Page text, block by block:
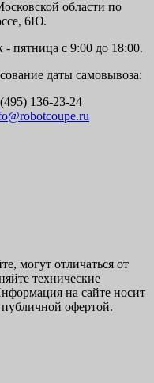
области по
6Ю.
- пятница с 9:00 до 18:00.
даты самовывоза:
136-23-24
могут отличаться от
технические
на сайте носит
публичной офертой.